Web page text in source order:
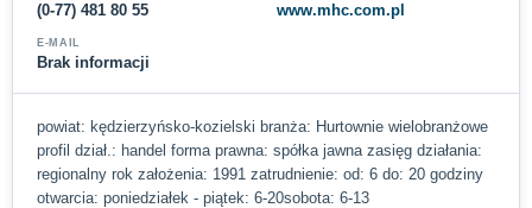
(0-77) 481 80 55 www.mhc.com.pl
E-MAIL
Brak informacji
powiat: kędzierzyńsko-kozielski branża: Hurtownie wielobranżowe
profil dział.: handel forma prawna: spółka jawna zasięg działania:
regionalny rok założenia: 1991 zatrudnienie: od: 6 do: 20 godziny
otwarcia: poniedziałek - piątek: 6-20sobota: 6-13